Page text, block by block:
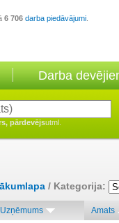
6 706 darba piedāvājumi
Darba
pārdevējsutml.
/ Kategorija:
Uzņēmums Amats